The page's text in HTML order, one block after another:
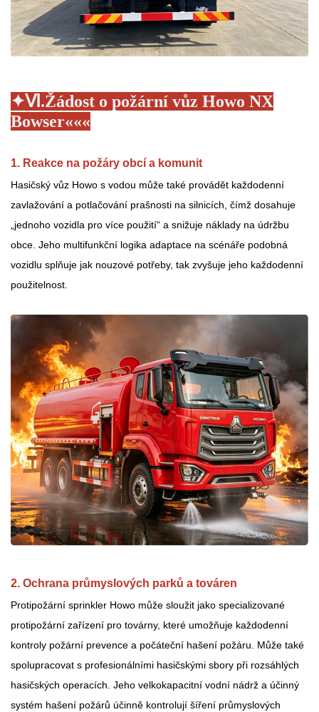
✦Ⅵ .Žádost o požární vůz Howo NX
Bowser«««
1. Reakce na požáry obcí a komunit
Hasičský vůz Howo s vodou může také provádět každodenní
zavlažování a potlačování prašnosti na silnicích, čímž dosahuje
„jednoho vozidla pro více použití“ a snižuje náklady na údržbu
obce. Jeho multifunkční logika adaptace na scénáře podobná
vozidlu splňuje jak nouzové potřeby, tak zvyšuje jeho každodenní
použitelnost.
2. Ochrana průmyslových parků a továren
Protipožární sprinkler Howo může sloužit jako specializované
protipožární zařízení pro továrny, které umožňuje každodenní
kontroly požární prevence a počáteční hašení požáru. Může také
spolupracovat s profesionálními hasičskými sbory při rozsáhlých
hasičských operacích. Jeho velkokapacitní vodní nádrž a účinný
systém hašení požárů účinně kontrolují šíření průmyslových